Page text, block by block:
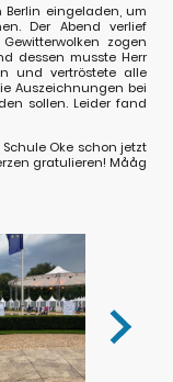
Berlin eingeladen, um
Der Abend verlief
zogen
dessen musste Herr
und vertröstete alle
Auszeichnungen bei
sollen. Leider fand
Oke schon jetzt
gratulieren! Mååg